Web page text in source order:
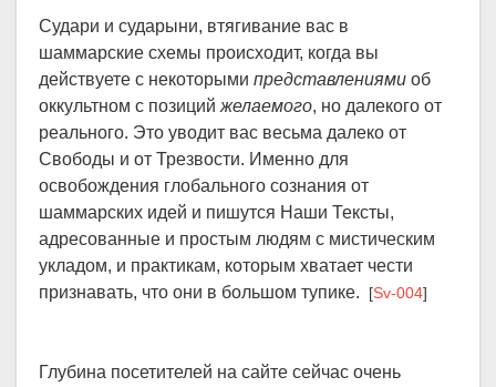
Судари и сударыни, втягивание вас в
шаммарские схемы происходит, когда вы
действуете с некоторыми представлениями об
оккультном с позиций желаемого, но далекого от
реального. Это уводит вас весьма далеко от
Свободы и от Трезвости. Именно для
освобождения глобального сознания от
шаммарских идей и пишутся Наши Тексты,
адресованные и простым людям с мистическим
укладом, и практикам, которым хватает чести
признавать, что они в большом тупике. [Sv-004]
Глубина посетителей на сайте сейчас очень